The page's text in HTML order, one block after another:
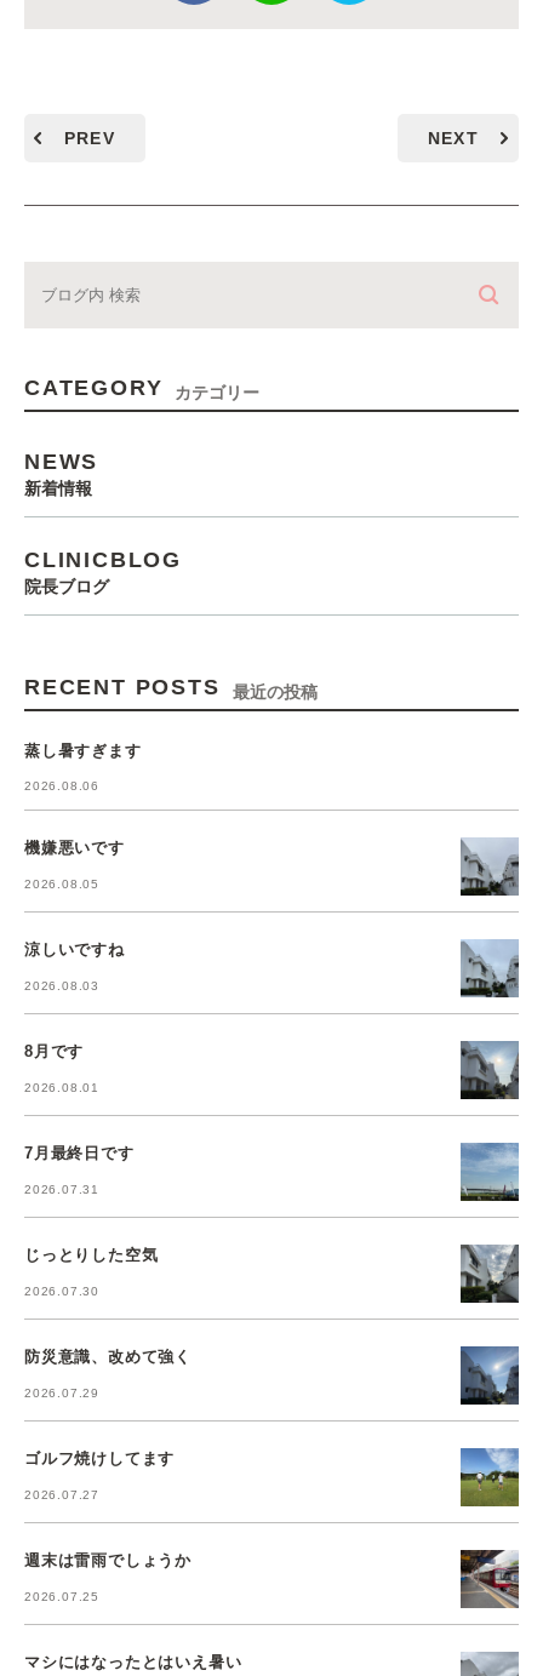
PREV NEXT
CATEGORY カテゴリー
NEWS
新着情報
CLINICBLOG
院長ブログ
RECENT POSTS 最近の投稿
蒸し暑すぎます
2026.08.06
機嫌悪いです
2026.08.05
涼しいですね
2026.08.03
8月です
2026.08.01
7月最終日です
2026.07.31
じっとりした空気
2026.07.30
防災意識、改めて強く
2026.07.29
ゴルフ焼けしてます
2026.07.27
週末は雷雨でしょうか
2026.07.25
マシにはなったとはいえ暑い